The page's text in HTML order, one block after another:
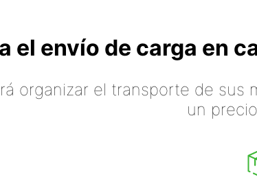
el envío de carga en
organizar el transporte de sus
un